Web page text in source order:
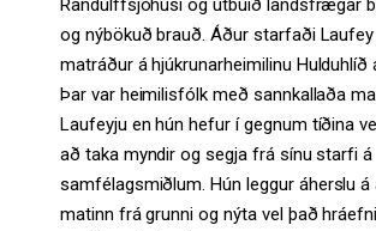
Randúlffsjóhúsi og útbúið landsfrægar
og nýbökuð brauð. Áður starfaði
matráður á hjúkrunarheimilinu Hulduhlíð
Þar var heimilisfólk með sannkallaða
Laufeyju en hún hefur í gegnum tíðina
að taka myndir og segja frá sínu starfi á
samfélagsmiðlum. Hún leggur áherslu á
matinn frá grunni og nýta vel það